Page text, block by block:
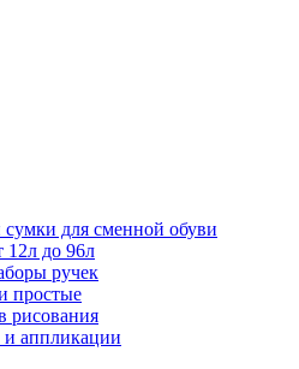
для сменной обуви
12л до 96л
ручек
простые
рисования
и аппликации